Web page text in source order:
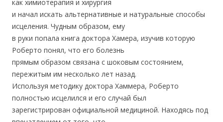
как химиотерапия и хирургия
и начал искать альтернативные и натуральные способы
исцеления. Чудным образом, ему
в руки попала книга доктора Хамера, изучив которую
Роберто понял, что его болезнь
прямым образом связана с шоковым состоянием,
пережитым им несколько лет назад.
Используя методику доктора Хаммера, Роберто
полностью исцелился и его случай был
зарегистрирован официальной медициной. Находясь под